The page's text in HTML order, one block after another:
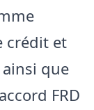
crédit et
que
FRD